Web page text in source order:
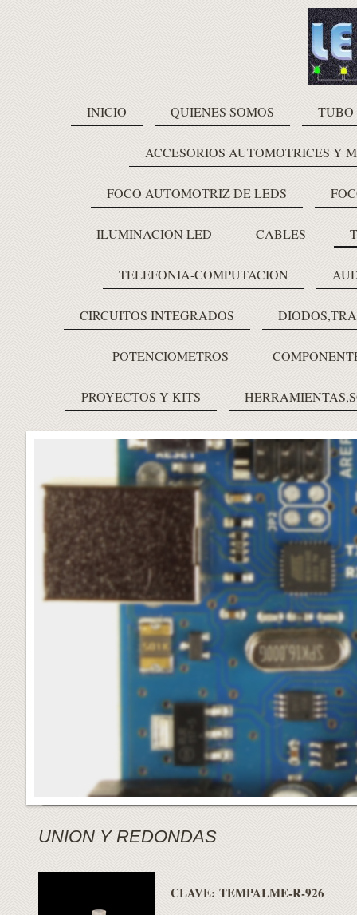
INICIO QUIENES SOMOS TUBO
ACCESORIOS AUTOMOTRICES Y
FOCO AUTOMOTRIZ DE LEDS
ILUMINACION LED CABLES
TELEFONIA-COMPUTACION
CIRCUITOS INTEGRADOS
POTENCIOMETROS
PROYECTOS Y KITS
UNION Y REDONDAS
CLAVE: TEMPALME-R-926